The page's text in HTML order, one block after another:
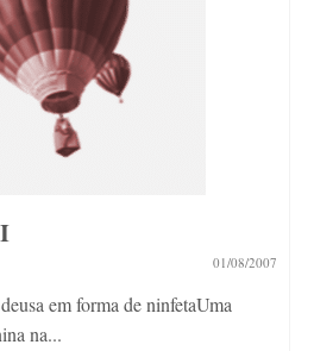
01/08/2007
em forma de ninfetaUma
na...